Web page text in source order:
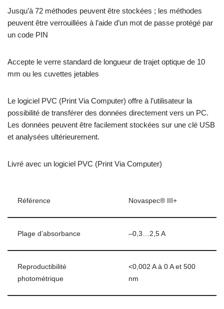
Jusqu’à 72 méthodes peuvent être stockées ; les méthodes
peuvent être verrouillées à l’aide d’un mot de passe protégé par
un code PIN
Accepte le verre standard de longueur de trajet optique de 10
mm ou les cuvettes jetables
Le logiciel PVC (Print Via Computer) offre à l’utilisateur la
possibilité de transférer des données directement vers un PC.
Les données peuvent être facilement stockées sur une clé USB
et analysées ultérieurement.
Livré avec un logiciel PVC (Print Via Computer)
Référence Novaspec® III+
Plage d’absorbance –0,3…2,5 A
Reproductibilité
photométrique
<0,002 A à 0 A et 500
nm